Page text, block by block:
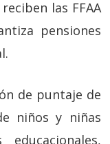
las FFAA
pensiones
puntaje de
niños y niñas